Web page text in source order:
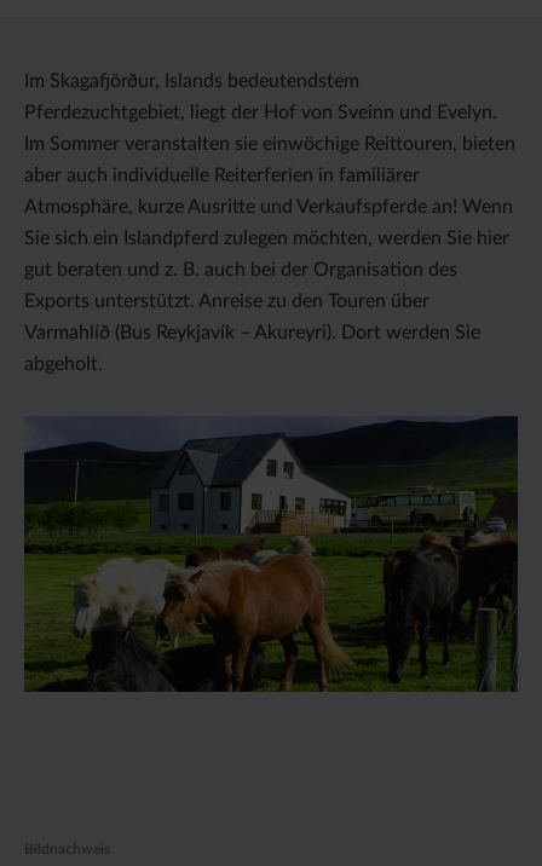
Im Skagafjörður, Islands bedeutendstem
Pferdezuchtgebiet, liegt der Hof von Sveinn und Evelyn.
Im Sommer veranstalten sie einwöchige Reittouren, bieten
aber auch individuelle Reiterferien in familiärer
Atmosphäre, kurze Ausritte und Verkaufspferde an! Wenn
Sie sich ein Islandpferd zulegen möchten, werden Sie hier
gut beraten und z. B. auch bei der Organisation des
Exports unterstützt. Anreise zu den Touren über
Varmahlíð (Bus Reykjavík – Akureyri). Dort werden Sie
abgeholt.
Bildnachweis